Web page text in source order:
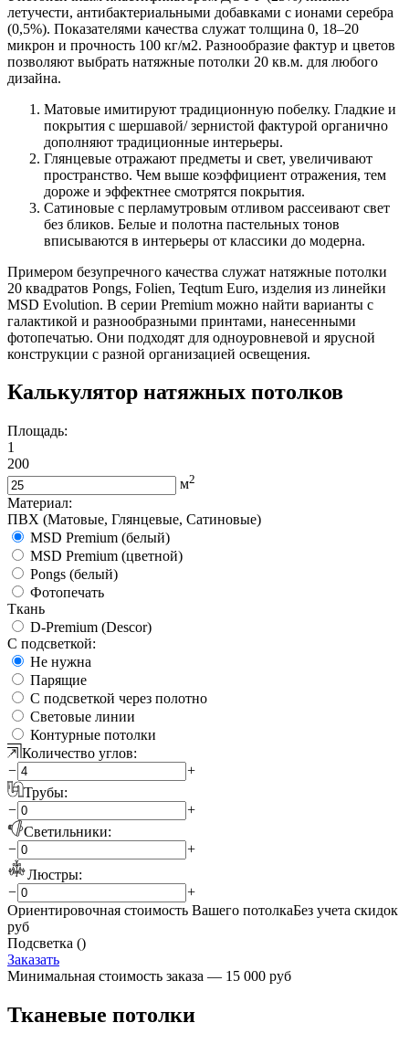
летучести, антибактериальными добавками с ионами серебра
(0,5%). Показателями качества служат толщина 0, 18–20
микрон и прочность 100 кг/м2. Разнообразие фактур и цветов
позволяют выбрать натяжные потолки 20 кв.м. для любого
дизайна.
Матовые имитируют традиционную побелку. Гладкие и
покрытия с шершавой/ зернистой фактурой органично
дополняют традиционные интерьеры.
Глянцевые отражают предметы и свет, увеличивают
пространство. Чем выше коэффициент отражения, тем
дороже и эффектнее смотрятся покрытия.
Сатиновые с перламутровым отливом рассеивают свет
без бликов. Белые и полотна пастельных тонов
вписываются в интерьеры от классики до модерна.
Примером безупречного качества служат натяжные потолки
20 квадратов Pongs, Folien, Teqtum Euro, изделия из линейки
MSD Evolution. В серии Premium можно найти варианты с
галактикой и разнообразными принтами, нанесенными
фотопечатью. Они подходят для одноуровневой и ярусной
конструкции с разной организацией освещения.
Калькулятор натяжных потолков
Площадь:
1
200
м2
Материал:
ПВХ (Матовые, Глянцевые, Сатиновые)
MSD Premium (белый)
MSD Premium (цветной)
Pongs (белый)
Фотопечать
Ткань
D-Premium (Descor)
С подсветкой:
Не нужна
Парящие
С подсветкой через полотно
Световые линии
Контурные потолки
Количество углов:
−
+
Трубы:
−
+
Светильники:
−
+
Люстры:
−
+
Ориентировочная стоимость Вашего потолкаБез учета скидок
руб
Подсветка ()
Заказать
Минимальная стоимость заказа — 15 000 руб
Тканевые потолки